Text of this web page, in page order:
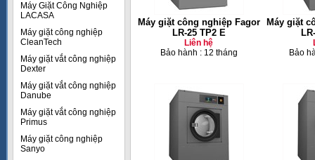
Máy Giặt Công Nghiệp
LACASA
Máy giặt công nghiệp
CleanTech
Máy giặt vắt công nghiệp
Dexter
Máy giặt vắt công nghiệp
Danube
Máy giặt vắt công nghiệp
Primus
Máy giặt công nghiệp
Sanyo
Máy giặt công nghiệp Fagor
LR-25 TP2 E
Liên hệ
Bảo hành : 12 tháng
Máy giặt
Bảo